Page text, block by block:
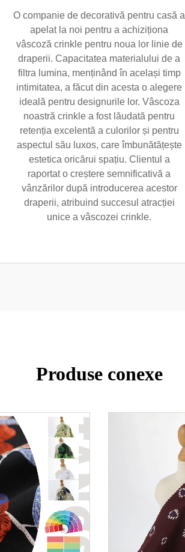
O companie de decorativă pentru casă a
apelat la noi pentru a achiziționa
vâscoză crinkle pentru noua lor linie de
draperii. Capacitatea materialului de a
filtra lumina, menținând în același timp
intimitatea, a făcut din acesta o alegere
ideală pentru designurile lor. Vâscoza
noastră crinkle a fost lăudată pentru
retenția excelentă a culorilor și pentru
aspectul său luxos, care îmbunătățește
estetica oricărui spațiu. Clientul a
raportat o creștere semnificativă a
vânzărilor după introducerea acestor
draperii, atribuind succesul atracției
unice a vâscozei crinkle.
Produse conexe